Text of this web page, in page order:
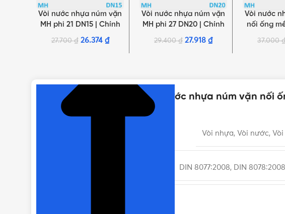
THÊM VÀO GIỎ HÀNG
Vòi nước nhựa núm vặn
MH phi 21 DN15 | Chính
hãng Minh Hòa
27.700₫ 26.374 ₫
THÊM VÀO GIỎ HÀNG
Vòi nước nhựa núm vặn
MH phi 27 DN20 | Chính
hãng Minh Hòa
29.400₫ 27.918 ₫
THÊM VÀO
Vòi nước
nối ống
27 DN20
37.000
Thông số kỹ thuật của Vòi nước nhựa núm vặn nối
Vòi nhựa, Vòi nước,
DIN 8077:2008, DIN
NHẤN ĐỂ XEM TIẾP (THU GỌN)